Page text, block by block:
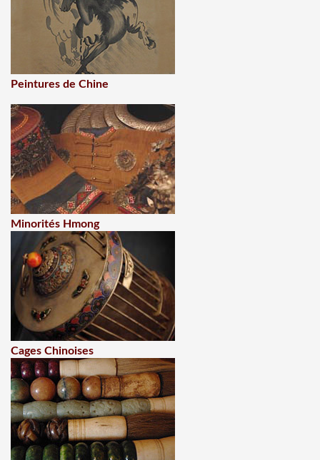
Peintures de Chine
Minorités Hmong
Cages Chinoises